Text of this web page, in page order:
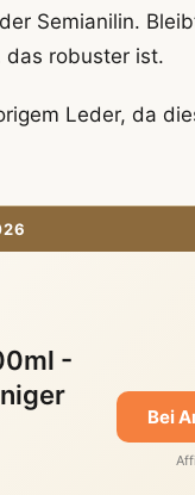
Semianilin.
das robuster ist.
Leder, da
-
Bei